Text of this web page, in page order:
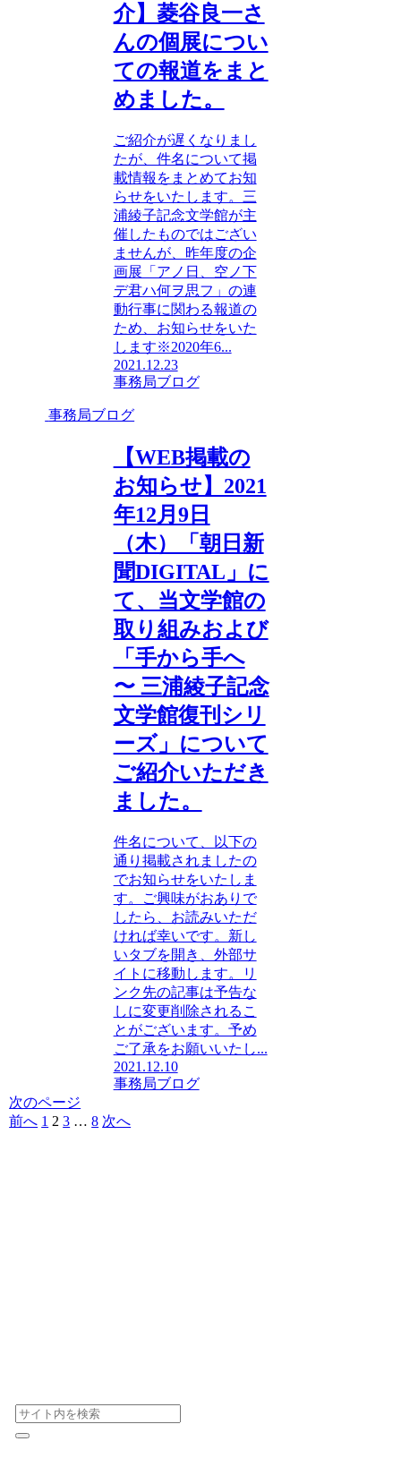
介】菱谷良一さ
んの個展につい
ての報道をまと
めました。
ご紹介が遅くなりまし
たが、件名について掲
載情報をまとめてお知
らせをいたします。三
浦綾子記念文学館が主
催したものではござい
ませんが、昨年度の企
画展「アノ日、空ノ下
デ君ハ何ヲ思フ」の連
動行事に関わる報道の
ため、お知らせをいた
します※2020年6...
2021.12.23
事務局ブログ
事務局ブログ
【WEB掲載の
お知らせ】2021
年12月9日
（木）「朝日新
聞DIGITAL」に
て、当文学館の
取り組みおよび
「手から手へ
〜 三浦綾子記念
文学館復刊シリ
ーズ」について
ご紹介いただき
ました。
件名について、以下の
通り掲載されましたの
でお知らせをいたしま
す。ご興味がおありで
したら、お読みいただ
ければ幸いです。新し
いタブを開き、外部サ
イトに移動します。リ
ンク先の記事は予告な
しに変更削除されるこ
とがございます。予め
ご了承をお願いいたし...
2021.12.10
事務局ブログ
次のページ
前へ 1 2 3 … 8 次へ